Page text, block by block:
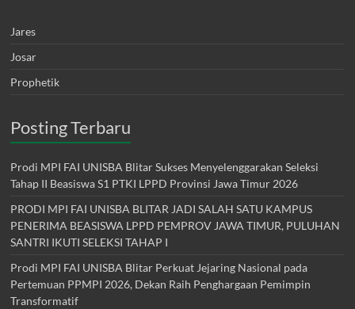
Jares
Josar
Prophetik
Posting Terbaru
Prodi MPI FAI UNISBA Blitar Sukses Menyelenggarakan Seleksi
Tahap II Beasiswa S1 PTKI LPPD Provinsi Jawa Timur 2026
PRODI MPI FAI UNISBA BLITAR JADI SALAH SATU KAMPUS
PENERIMA BEASISWA LPPD PEMPROV JAWA TIMUR, PULUHAN
SANTRI IKUTI SELEKSI TAHAP I
Prodi MPI FAI UNISBA Blitar Perkuat Jejaring Nasional pada
Pertemuan PPMPI 2026, Dekan Raih Penghargaan Pemimpin
Transformatif